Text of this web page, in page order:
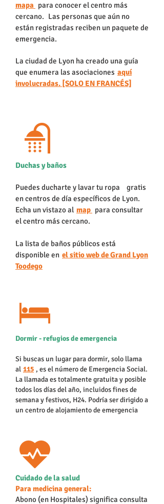
mapa para conocer el centro más
cercano. Las personas que aún no
están registradas reciben un paquete de
emergencia.
La ciudad de Lyon ha creado una guía
que enumera las asociaciones aquí
involucradas. [SOLO EN FRANCÉS]
Duchas y baños
Puedes ducharte y lavar tu ropa
gratis
en centros de día específicos de Lyon.
Echa un vistazo al map para consultar
el centro más cercano.
La lista de baños públicos está
disponible en el sitio web de Grand Lyon
Toodego
Dormir - refugios de emergencia
Si buscas un lugar para dormir, solo llama
al 115 , es el número de Emergencia Social.
La llamada es totalmente gratuita y posible
todos los días del año, incluidos fines de
semana y festivos, H24. Podría ser dirigido a
un centro de alojamiento de emergencia
Cuidado de la salud
Para medicina general:
Abono (en Hospitales) significa consulta